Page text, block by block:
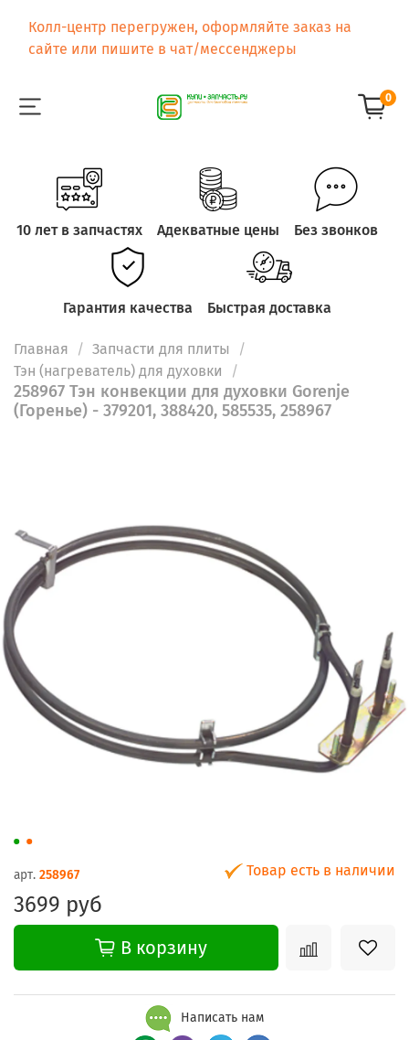
Колл-центр перегружен, оформляйте заказ на
сайте или пишите в чат/мессенджеры
0
10 лет в запчастях Адекватные цены Без звонков
Гарантия качества Быстрая доставка
Главная
Запчасти для плиты
Тэн (нагреватель) для духовки
258967 Тэн конвекции для духовки Gorenje
(Горенье) - 379201, 388420, 585535, 258967
арт. 258967 Товар есть в наличии
3699 руб
В корзину
Написать нам